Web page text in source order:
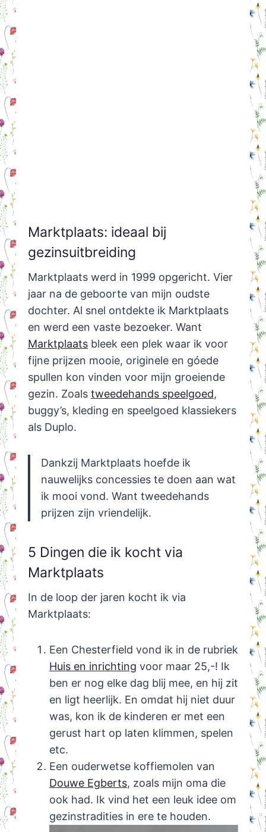
Marktplaats: ideaal bij
gezinsuitbreiding
Marktplaats werd in 1999 opgericht. Vier
jaar na de geboorte van mijn oudste
dochter. Al snel ontdekte ik Marktplaats
en werd een vaste bezoeker. Want
Marktplaatsbleek een plek waar ik voor
fijne prijzen mooie, originele en góede
spullen kon vinden voor mijn groeiende
gezin. Zoals tweedehands speelgoed,
buggy’s, kleding en speelgoed klassiekers
als Duplo.
Dankzij Marktplaats hoefde ik
nauwelijks concessies te doen aan wat
ik mooi vond. Want tweedehands
prijzen zijn vriendelijk.
5 Dingen die ik kocht via
Marktplaats
In de loop der jaren kocht ik via
Marktplaats:
Een Chesterfield vond ik in de rubriek
Huis en inrichting voor maar 25,-! Ik
ben er nog elke dag blij mee, en hij zit
en ligt heerlijk. En omdat hij niet duur
was, kon ik de kinderen er met een
gerust hart op laten klimmen, spelen
etc.
Een ouderwetse koffiemolen van
Douwe Egberts, zoals mijn oma die
ook had. Ik vind het een leuk idee om
gezinstradities in ere te houden.